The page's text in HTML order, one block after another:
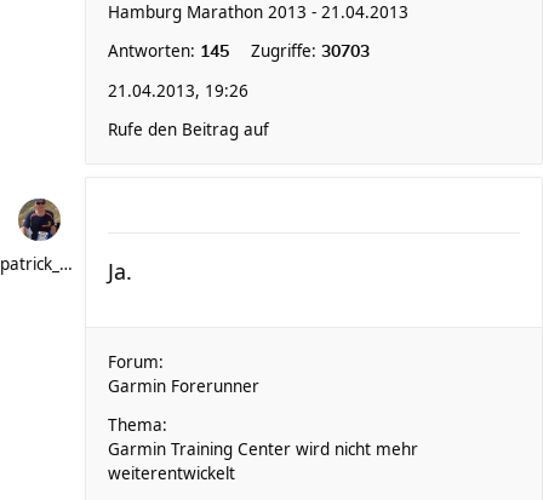
Hamburg Marathon 2013 - 21.04.2013
Antworten: 145 Zugriffe: 30703
21.04.2013, 19:26
Rufe den Beitrag auf
patrick_schere Ja.
Forum:
Garmin Forerunner
Thema:
Garmin Training Center wird nicht mehr
weiterentwickelt